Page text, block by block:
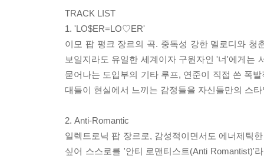
TRACK LIST
1. 'LO$ER=LO♡ER'
이모 팝 펑크 장르의 곡. 중독성 강한 멜로디와 청
보일지라도 유일한 세계이자 구원자인 '너'에게는
묻어나는 도입부의 기타 루프, 연준이 직접 쓴 폭
대들이 현실에서 느끼는 감정들을 자신들만의 스
2. Anti-Romantic
일렉트로닉 팝 장르로, 감성적이면서도 에너제틱
싶어 스스로를 '안티 로맨티스트(Anti Romantist)'